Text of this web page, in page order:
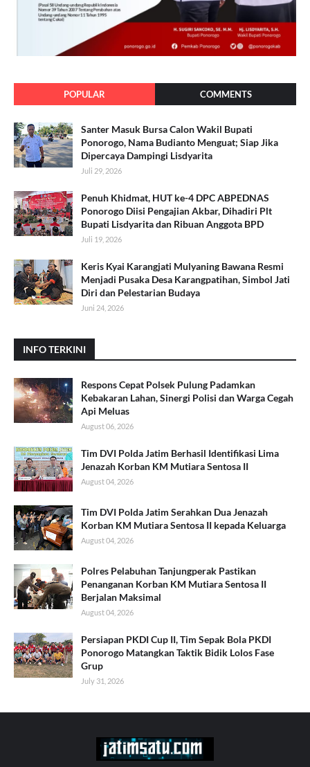
POPULAR COMMENTS
Santer Masuk Bursa Calon Wakil Bupati
Ponorogo, Nama Budianto Menguat; Siap Jika
Dipercaya Dampingi Lisdyarita
Juli 29, 2026
Penuh Khidmat, HUT ke-4 DPC ABPEDNAS
Ponorogo Diisi Pengajian Akbar, Dihadiri Plt
Bupati Lisdyarita dan Ribuan Anggota BPD
Juli 19, 2026
Keris Kyai Karangjati Mulyaning Bawana Resmi
Menjadi Pusaka Desa Karangpatihan, Simbol Jati
Diri dan Pelestarian Budaya
Juni 24, 2026
INFO TERKINI
Respons Cepat Polsek Pulung Padamkan
Kebakaran Lahan, Sinergi Polisi dan Warga Cegah
Api Meluas
August 06, 2026
Tim DVI Polda Jatim Berhasil Identifikasi Lima
Jenazah Korban KM Mutiara Sentosa II
August 04, 2026
Tim DVI Polda Jatim Serahkan Dua Jenazah
Korban KM Mutiara Sentosa II kepada Keluarga
August 04, 2026
Polres Pelabuhan Tanjungperak Pastikan
Penanganan Korban KM Mutiara Sentosa II
Berjalan Maksimal
August 04, 2026
Persiapan PKDI Cup II, Tim Sepak Bola PKDI
Ponorogo Matangkan Taktik Bidik Lolos Fase
Grup
July 31, 2026